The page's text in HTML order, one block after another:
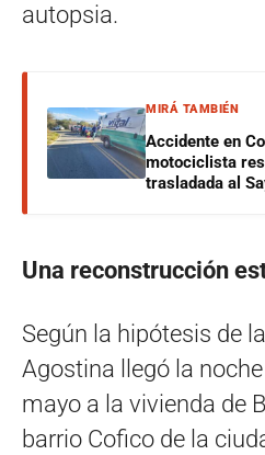
autopsia.
MIRÁ TAMBIÉN
Accidente en
motociclista
trasladada al
Una reconstrucción
Según la hipótesis de
Agostina llegó la
mayo a la vivienda de
barrio Cofico de la